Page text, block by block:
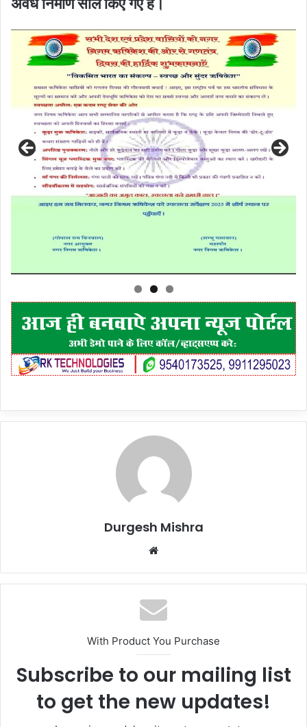
अवैध निर्माण सील किए गए है।
Durgesh Mishra
Website
With Product You Purchase
Subscribe to our mailing list
to get the new updates!